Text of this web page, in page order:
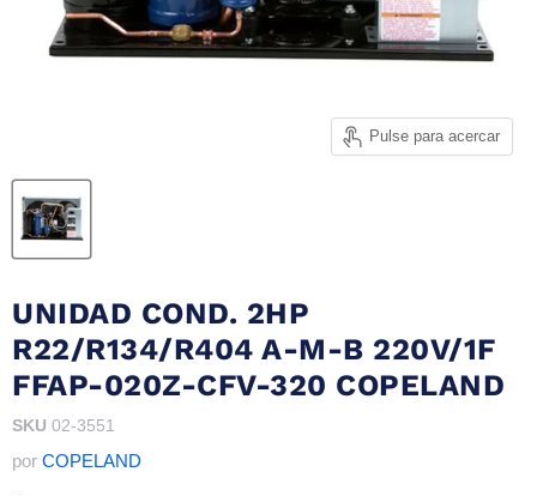
Pulse para acercar
UNIDAD COND. 2HP
R22/R134/R404 A-M-B 220V/1F
FFAP-020Z-CFV-320 COPELAND
SKU 02-3551
por COPELAND